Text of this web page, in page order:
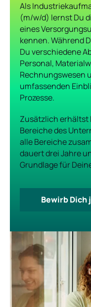
Als
(m/w/d) lernst Du
eines
kennen. Während
Du verschiedene
Personal,
Rechnungswesen
umfassenden
Prozesse.
Zusätzlich erhältst
Bereiche des
alle Bereiche
dauert drei Jahre
Grundlage für
Bewirb Dich